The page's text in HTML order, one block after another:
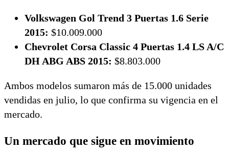
Volkswagen Gol Trend 3 Puertas 1.6 Serie
2015: $10.009.000
Chevrolet Corsa Classic 4 Puertas 1.4 LS A/C
DH ABG ABS 2015: $8.803.000
Ambos modelos sumaron más de 15.000 unidades
vendidas en julio, lo que confirma su vigencia en el
mercado.
Un mercado que sigue en movimiento